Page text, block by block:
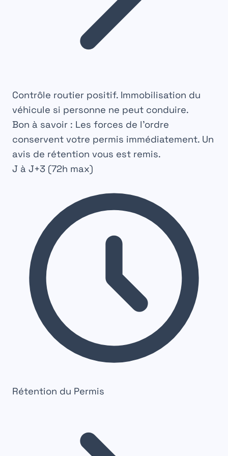
Contrôle routier positif. Immobilisation du
véhicule si personne ne peut conduire.
Bon à savoir : Les forces de l'ordre
conservent votre permis immédiatement. Un
avis de rétention vous est remis.
J à J+3 (72h max)
Rétention du Permis